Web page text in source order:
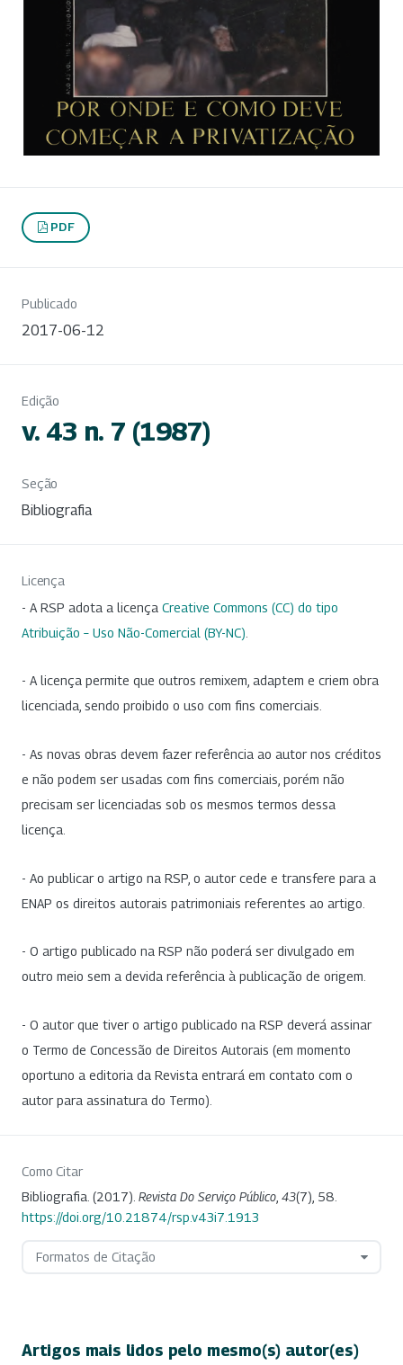
PDF
Publicado
2017-06-12
Edição
v. 43 n. 7 (1987)
Seção
Bibliografia
Licença
- A RSP adota a licença Creative Commons (CC) do tipo
Atribuição – Uso Não-Comercial (BY-NC)
- A licença permite que outros remixem, adaptem e criem obra
licenciada, sendo proibido o uso com fins comerciais.
- As novas obras devem fazer referência ao autor nos créditos
e não podem ser usadas com fins comerciais, porém não
precisam ser licenciadas sob os mesmos termos dessa
licença.
- Ao publicar o artigo na RSP, o autor cede e transfere para a
ENAP os direitos autorais patrimoniais referentes ao artigo.
- O artigo publicado na RSP não poderá ser divulgado em
outro meio sem a devida referência à publicação de origem.
- O autor que tiver o artigo publicado na RSP deverá assinar
o Termo de Concessão de Direitos Autorais (em momento
oportuno a editoria da Revista entrará em contato com o
autor para assinatura do Termo).
Como Citar
Bibliografia. (2017). Revista Do Serviço Público 43(7), 58.
https://doi.org/10.21874/rsp.v43i7.1913
Formatos de Citação
Artigos mais lidos pelo mesmo(s) autor(es)